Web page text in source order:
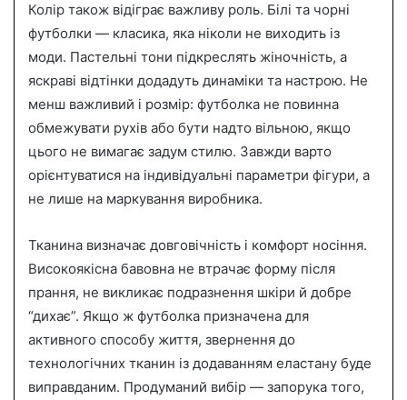
Колір також відіграє важливу роль. Білі та чорні
футболки — класика, яка ніколи не виходить із
моди. Пастельні тони підкреслять жіночність, а
яскраві відтінки додадуть динаміки та настрою. Не
менш важливий і розмір: футболка не повинна
обмежувати рухів або бути надто вільною, якщо
цього не вимагає задум стилю. Завжди варто
орієнтуватися на індивідуальні параметри фігури, а
не лише на маркування виробника.
Тканина визначає довговічність і комфорт носіння.
Високоякісна бавовна не втрачає форму після
прання, не викликає подразнення шкіри й добре
“дихає”. Якщо ж футболка призначена для
активного способу життя, звернення до
технологічних тканин із додаванням еластану буде
виправданим. Продуманий вибір — запорука того,